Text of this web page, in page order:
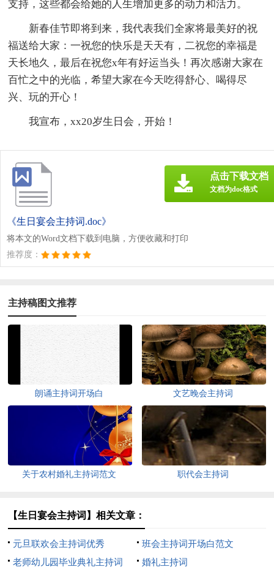
支持，这些都会给她的人生增加更多的动力和活力。
新春佳节即将到来，我代表我们全家将最美好的祝
福送给大家：一祝您的快乐是天天有，二祝您的幸福是
天长地久，最后在祝您x年有好运当头！再次感谢大家在
百忙之中的光临，希望大家在今天吃得舒心、喝得尽
兴、玩的开心！
我宣布，xx20岁生日会，开始！
《生日宴会主持词.doc》
将本文的Word文档下载到电脑，方便收藏和打印
推荐度：
点击下载文档
文档为doc格式
主持稿图文推荐
朗诵主持词开场白 文艺晚会主持词
关于农村婚礼主持词范文 职代会主持词
【生日宴会主持词】相关文章：
元旦联欢会主持词优秀
班会主持词开场白范文
老师幼儿园毕业典礼主持词
婚礼主持词